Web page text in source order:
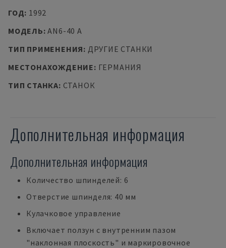
ГОД: 1992
МОДЕЛЬ:AN6-40 A
ТИП ПРИМЕНЕНИЯ: ДРУГИЕ СТАНКИ
МЕСТОНАХОЖДЕНИЕ: ГЕРМАНИЯ
ТИП СТАНКА: СТАНОК
Дополнительная информация
Дополнительная информация
Количество шпинделей: 6
Отверстие шпинделя: 40 мм
Кулачковое управление
Включает ползун с внутренним пазом
"наклонная плоскость" и маркировочное